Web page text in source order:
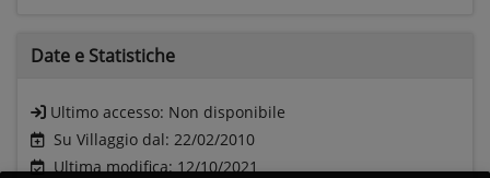
Date e Statistiche
Ultimo accesso: Non disponibile
Su Villaggio dal: 22/02/2010
Ultima modifica: 12/10/2021